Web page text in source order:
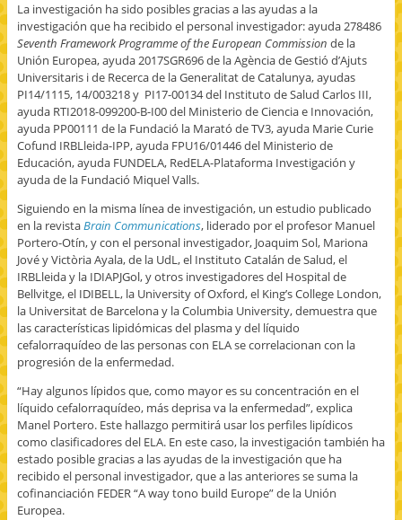
La investigación ha sido posibles gracias a las ayudas a la
investigación que ha recibido el personal investigador: ayuda 278486
Seventh Framework Programme of the European Commission de la
Unión Europea, ayuda 2017SGR696 de la Agència de Gestió d’Ajuts
Universitaris i de Recerca de la Generalitat de Catalunya, ayudas
PI14/1115, 14/003218 y PI17-00134 del Instituto de Salud Carlos III,
ayuda RTI2018-099200-B-I00 del Ministerio de Ciencia e Innovación,
ayuda PP00111 de la Fundació la Marató de TV3, ayuda Marie Curie
Cofund IRBLleida-IPP, ayuda FPU16/01446 del Ministerio de
Educación, ayuda FUNDELA, RedELA-Plataforma Investigación y
ayuda de la Fundació Miquel Valls.
Siguiendo en la misma línea de investigación, un estudio publicado
en la revistaBrain Communications, liderado por el profesor Manuel
Portero-Otín, y con el personal investigador, Joaquim Sol, Mariona
Jové y Victòria Ayala, de la UdL, el Instituto Catalán de Salud, el
IRBLleida y la IDIAPJGol, y otros investigadores del Hospital de
Bellvitge, el IDIBELL, la University of Oxford, el King’s College London,
la Universitat de Barcelona y la Columbia University, demuestra que
las características lipidómicas del plasma y del líquido
cefalorraquídeo de las personas con ELA se correlacionan con la
progresión de la enfermedad.
“Hay algunos lípidos que, como mayor es su concentración en el
líquido cefalorraquídeo, más deprisa va la enfermedad”, explica
Manel Portero. Este hallazgo permitirá usar los perfiles lipídicos
como clasificadores del ELA. En este caso, la investigación también ha
estado posible gracias a las ayudas de la investigación que ha
recibido el personal investigador, que a las anteriores se suma la
cofinanciación FEDER “A way tono build Europe” de la Unión
Europea.